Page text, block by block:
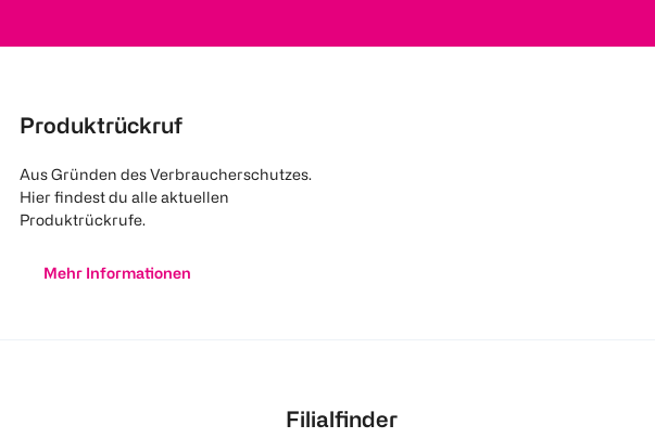
Produktrückruf
Aus Gründen des Verbraucherschutzes.
Hier findest du alle aktuellen
Produktrückrufe.
Mehr Informationen
Filialfinder